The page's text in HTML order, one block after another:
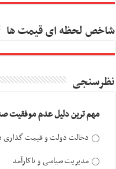
شاخص لحظه ای قیمت ها
نظرسنجی
مهم ترین دلیل عدم موفقیت
دخالت دولت و قیمت گذاری
مدیریت سیاسی و ناکارآمد